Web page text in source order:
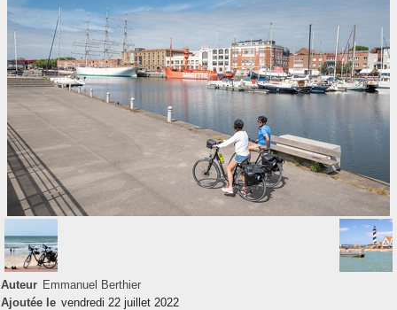
Auteur Emmanuel Berthier
Ajoutée le vendredi 22 juillet 2022